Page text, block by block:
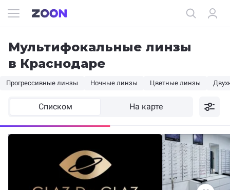
Мультифокальные линзы
в Краснодаре
Прогрессивные линзы Ночные линзы Цветные линзы
Списком На карте